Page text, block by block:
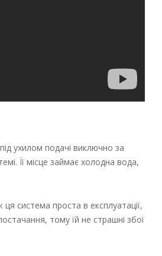
ухилом подачі виключно за
Її місце займає холодна вода,
система проста в експлуатації,
тому їй не страшні збої